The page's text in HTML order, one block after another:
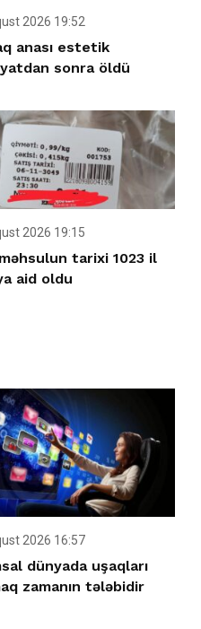
2026 19:52
anası estetik
sonra öldü
2026 19:15
məhsulun tarixi 1023 il
aid oldu
2026 16:57
dünyada uşaqları
zamanın tələbidir